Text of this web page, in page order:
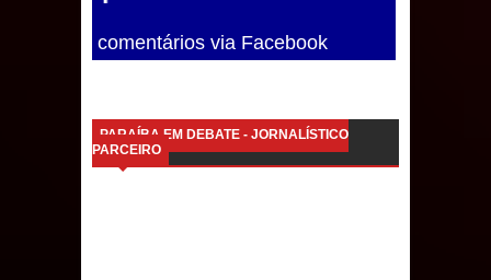
comentários via Facebook
PARAÍBA EM DEBATE - JORNALÍSTICO
PARCEIRO